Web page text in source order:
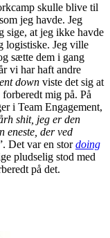
skulle blive til
jeg havde. Jeg
sige, at jeg ikke havde
logistiske. Jeg ville
sætte dem i gang
vi har haft andre
down viste det sig at
mig på. På
i Team Engagement,
shit, jeg er den
eneste, der ved
Det var en stordoing
pludselig stod med
på det.